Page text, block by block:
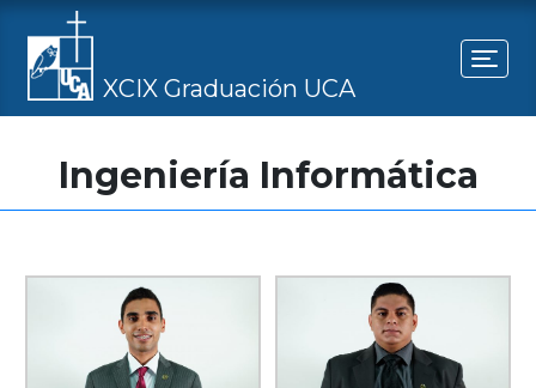
XCIX Graduación UCA
Ingeniería Informática